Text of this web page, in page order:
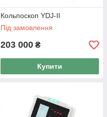
Кольпоскоп YDJ-II
Під замовлення
203 000 ₴
Купити